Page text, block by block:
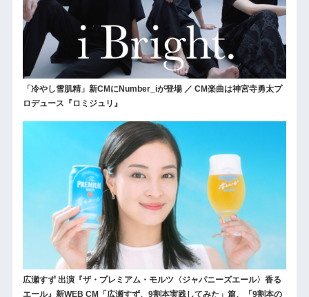
「冷やし雪肌精」新CMにNumber_iが登場 ／ CM楽曲は神宮寺勇太プ
ロデュース『ロミジュリ』
広瀬すず 出演『ザ・プレミアム・モルツ〈ジャパニーズエール〉香る
エール』新WEB CM「広瀬すず、9割本実践してみた」篇、「9割本の